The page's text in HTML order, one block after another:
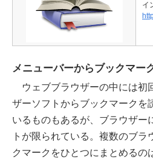
イ
メニューバーからブックマー
ウェブブラウザーの中には初
ザーソフトからブックマークを
いるものもあるが、ブラウザー
トが限られている。複数のブラ
クマークをひとつにまとめるの